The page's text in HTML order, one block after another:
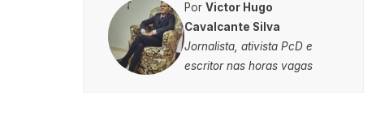
PorVictor Hugo
Cavalcante Silva
Jornalista, ativista PcD e
escritor nas horas vagas